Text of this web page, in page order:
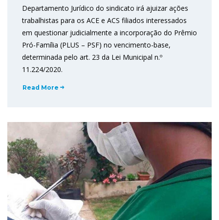
Departamento Jurídico do sindicato irá ajuizar ações
trabalhistas para os ACE e ACS filiados interessados
em questionar judicialmente a incorporação do Prêmio
Pró-Família (PLUS – PSF) no vencimento-base,
determinada pelo art. 23 da Lei Municipal n.º
11.224/2020.
Read More